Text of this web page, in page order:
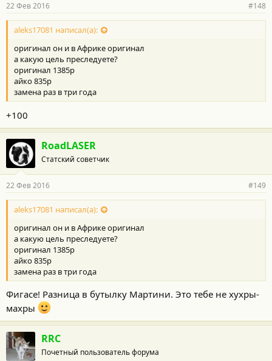
22 Фев 2016 #148
aleks17081 написал(а):
оригинал он и в Африке оригинал
а какую цель преследуете?
оригинал 1385р
айко 835р
замена раз в три года
+100
RoadLASER
Статский советчик
22 Фев 2016 #149
aleks17081 написал(а):
оригинал он и в Африке оригинал
а какую цель преследуете?
оригинал 1385р
айко 835р
замена раз в три года
Фигасе! Разница в бутылку Мартини. Это тебе не хухры-
махры
RRC
Почетный пользователь форума